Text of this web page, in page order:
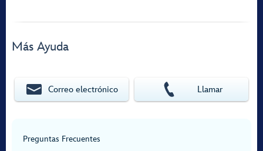
Más Ayuda
Correo electrónico Llamar
Preguntas Frecuentes